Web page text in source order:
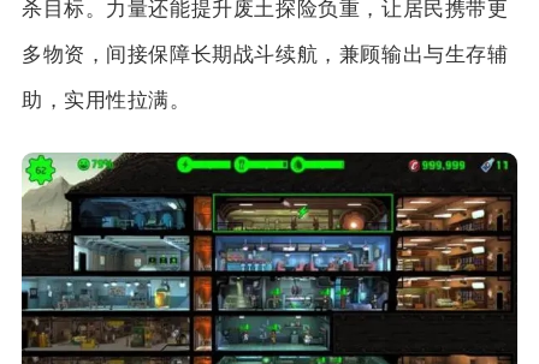
杀目标。力量还能提升废土探险负重，让居民携带更
多物资，间接保障长期战斗续航，兼顾输出与生存辅
助，实用性拉满。